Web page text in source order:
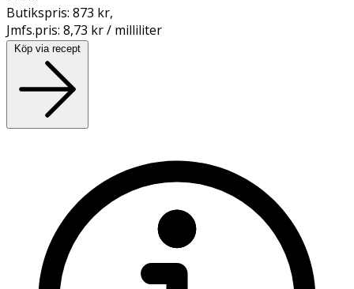
Butikspris: 873 kr,
Jmfs.pris: 8,73 kr / milliliter
Köp via recept